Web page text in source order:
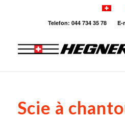
Telefon: 044 734 35 78 E-
Scie à